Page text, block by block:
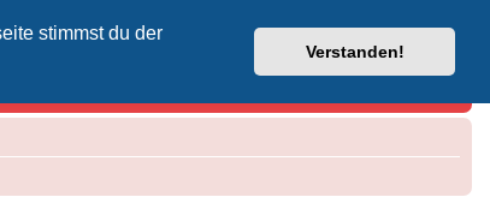
stimmst du der
Verstanden!
Vodafone-Kabel-Helpdesk